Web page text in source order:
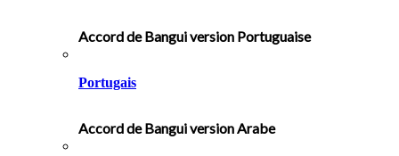
Accord de Bangui version Portuguaise
Portugais
Accord de Bangui version Arabe